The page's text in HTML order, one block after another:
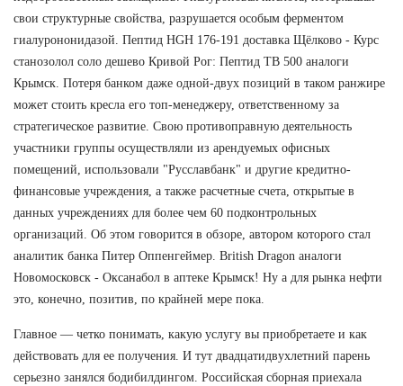
свои структурные свойства, разрушается особым ферментом
гиалурононидазой. Пептид HGH 176-191 доставка Щёлково - Курс
станозолол соло дешево Кривой Рог: Пептид TB 500 аналоги
Крымск. Потеря банком даже одной-двух позиций в таком ранжире
может стоить кресла его топ-менеджеру, ответственному за
стратегическое развитие. Свою противоправную деятельность
участники группы осуществляли из арендуемых офисных
помещений, использовали "Русславбанк" и другие кредитно-
финансовые учреждения, а также расчетные счета, открытые в
данных учреждениях для более чем 60 подконтрольных
организаций. Об этом говорится в обзоре, автором которого стал
аналитик банка Питер Оппенгеймер. British Dragon аналоги
Новомосковск - Оксанабол в аптеке Крымск! Ну а для рынка нефти
это, конечно, позитив, по крайней мере пока.
Главное — четко понимать, какую услугу вы приобретаете и как
действовать для ее получения. И тут двадцатидвухлетний парень
серьезно занялся бодибилдингом. Российская сборная приехала